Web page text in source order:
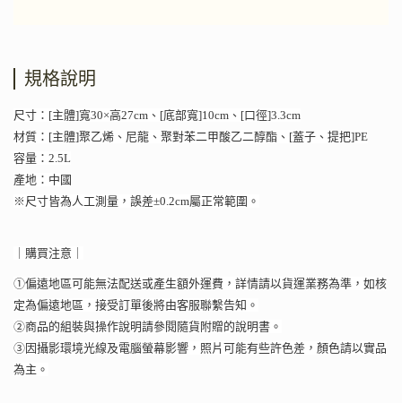
規格說明
尺寸：[主體]寬30×高27cm、[底部寬]10cm、[口徑]3.3cm
材質：[主體]聚乙烯、尼龍、聚對苯二甲酸乙二醇酯、[蓋子、提把]PE
容量：2.5L
產地：中國
※尺寸皆為人工測量，誤差±0.2cm屬正常範圍。
｜購買注意｜
①偏遠地區可能無法配送或產生額外運費，詳情請以貨運業務為準，如核
定為偏遠地區，接受訂單後將由客服聯繫告知。
②商品的組裝與操作說明請參閱隨貨附贈的說明書。
③因攝影環境光線及電腦螢幕影響，照片可能有些許色差，顏色請以實品
為主。